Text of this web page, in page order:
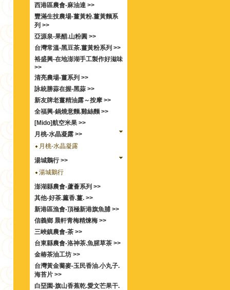
西港區農會-麻油達 >>
豐滿生技農場-薑黃粉.薑黃麵系
列 >>
亞源泉-果醋.山粉圓 >>
台灣常溫-黑豆茶.薑黃粉系列 >>
裕盛興-在地澎湖手工製作好滋味
>>
清亮農場-薑系列 >>
詠統勝蒜在握-黑蒜 >>
新友牌老薑精油露～按摩 >>
全福興-鍋燒意麵.雞絲麵 >>
[Mido]航空米果 >>
月桃-水晶凝露 >>
月桃-水晶凝露
湯城鵝行 >>
湯城鵝行
澎湖縣農會-蘆薈系列 >>
其他-好茶.薰香.薑. >>
新港區漁會-頂極新港旗魚脯 >>
信義鄉 晨軒青梅精煉梅 >>
三峽鎮農會-茶 >>
台東縣農會-洛神茶.魚腥草茶 >>
金椿茶油工坊 >>
台灣黃金蕎麥-玉民香油.小丸子.
海苔片 >>
白堊園-旗山香蕉乾.愛文芒果干.